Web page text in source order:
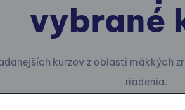
vybrané
kurzov z oblasti mäkkých
riadenia.